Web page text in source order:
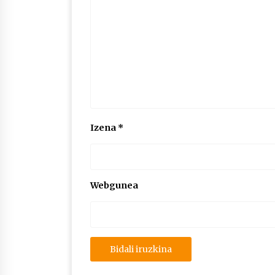
Izena *
Webgunea